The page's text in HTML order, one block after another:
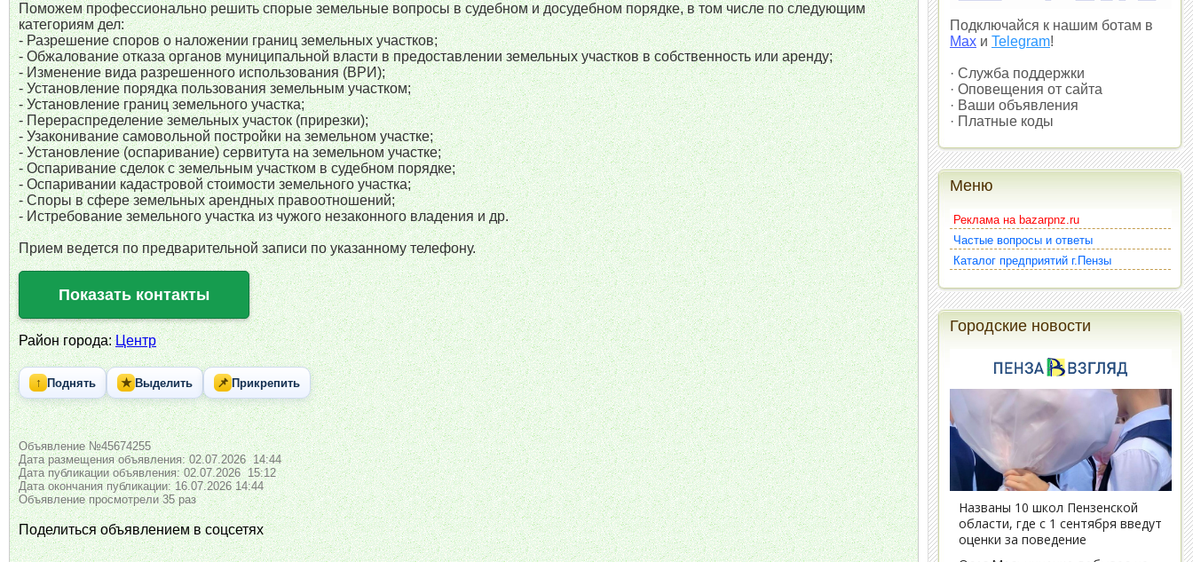
Поможем профессионально решить спорые земельные вопросы в судебном и досудебном порядке, в том числе по следующим
категориям дел:
- Разрешение споров о наложении границ земельных участков;
- Обжалование отказа органов муниципальной власти в предоставлении земельных участков в собственность или аренду;
- Изменение вида разрешенного использования (ВРИ);
- Установление порядка пользования земельным участком;
- Установление границ земельного участка;
- Перераспределение земельных участок (прирезки);
- Узаконивание самовольной постройки на земельном участке;
- Установление (оспаривание) сервитута на земельном участке;
- Оспаривание сделок с земельным участком в судебном порядке;
- Оспаривании кадастровой стоимости земельного участка;
- Споры в сфере земельных арендных правоотношений;
- Истребование земельного участка из чужого незаконного владения и др.
Прием ведется по предварительной записи по указанному телефону.
Показать контакты
Район города:Центр
↑ Поднять ★ Выделить 📌 Прикрепить
Объявление №45674255
Дата размещения объявления: 02.07.2026 14:44
Дата публикации объявления: 02.07.2026 15:12
Дата окончания публикации: 16.07.2026 14:44
Объявление просмотрели 35 раз
Поделиться объявлением в соцсетях
Подключайся к нашим ботам в
Max и Telegram!
· Служба поддержки
· Оповещения от сайта
· Ваши объявления
· Платные коды
Меню
Реклама на bazarpnz.ru
Частые вопросы и ответы
Каталог предприятий г.Пензы
Городские новости